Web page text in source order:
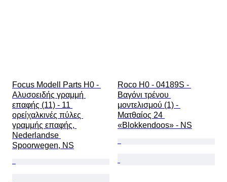
Focus Modell Parts H0 -
Αλυσοειδής γραμμή
επαφής (11) - 11
ορείχαλκινές πύλες
γραμμής επαφής,
Nederlandse
Spoorwegen, NS
Roco H0 - 04189S -
Βαγόνι τρένου
μοντελισμού (1) -
Ματθαίος 24
«Blokkendoos» - NS